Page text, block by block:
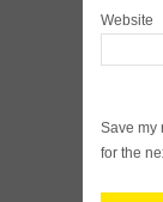
Website
Save my
for the